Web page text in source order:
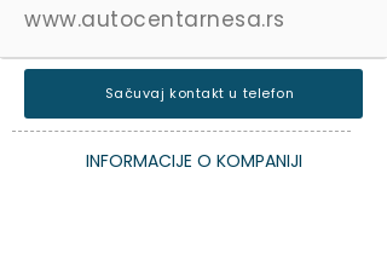
www.autocentarnesa.rs
Sačuvaj kontakt u telefon
INFORMACIJE O KOMPANIJI